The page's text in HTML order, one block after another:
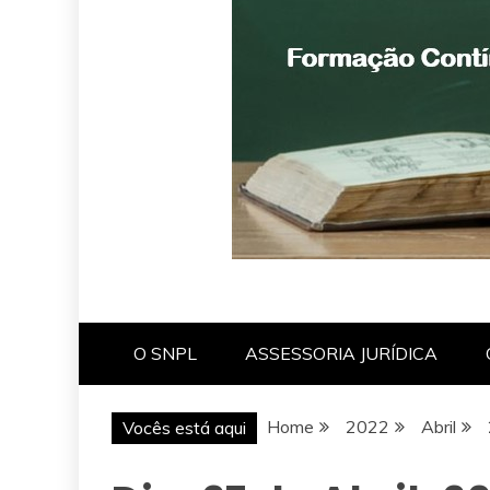
O SNPL ASSESSORIA JURÍDICA
Vocês está aqui Home 2022 Abril